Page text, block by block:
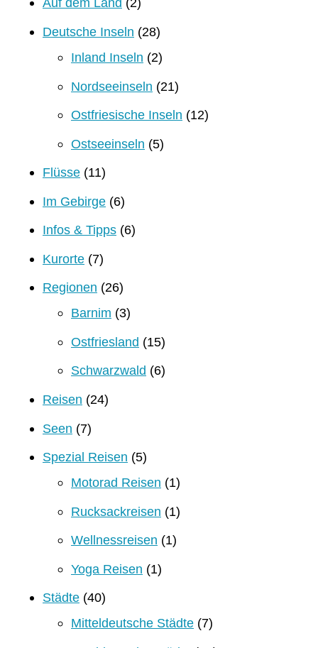
Deutsche Inseln (28)
Inland Inseln (2)
Nordseeinseln (21)
Ostfriesische Inseln (12)
Ostseeinseln (5)
Flüsse (11)
Im Gebirge (6)
Infos & Tipps (6)
Kurorte (7)
Regionen (26)
Barnim (3)
Ostfriesland (15)
Schwarzwald (6)
Reisen (24)
Seen (7)
Spezial Reisen (5)
Motorad Reisen (1)
Rucksackreisen (1)
Wellnessreisen (1)
Yoga Reisen (1)
Städte (40)
Mitteldeutsche Städte (7)